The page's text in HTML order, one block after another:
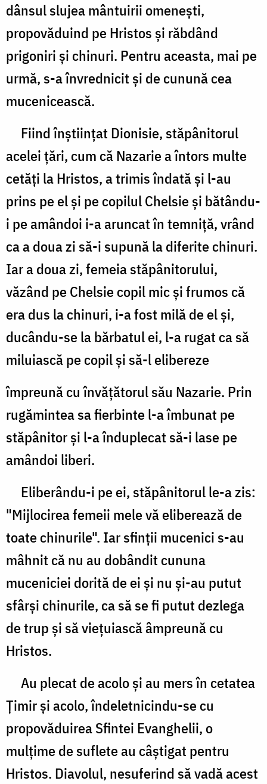
dânsul slujea mântuirii omeneşti,
propovăduind pe Hristos şi răbdând
prigoniri şi chinuri. Pentru aceasta, mai pe
urmă, s-a învrednicit şi de cunună cea
mucenicească.
Fiind înştiinţat Dionisie, stăpânitorul
acelei ţări, cum că Nazarie a întors multe
cetăţi la Hristos, a trimis îndată şi l-au
prins pe el şi pe copilul Chelsie şi bătându-
i pe amândoi i-a aruncat în temniţă, vrând
ca a doua zi să-i supună la diferite chinuri.
Iar a doua zi, femeia stăpânitorului,
văzând pe Chelsie copil mic şi frumos că
era dus la chinuri, i-a fost milă de el şi,
ducându-se la bărbatul ei, l-a rugat ca să
miluiască pe copil şi să-l elibereze
împreună cu învăţătorul său Nazarie. Prin
rugămintea sa fierbinte l-a îmbunat pe
stăpânitor şi l-a înduplecat să-i lase pe
amândoi liberi.
Eliberându-i pe ei, stăpânitorul le-a zis:
"Mijlocirea femeii mele vă eliberează de
toate chinurile". Iar sfinţii mucenici s-au
mâhnit că nu au dobândit cununa
muceniciei dorită de ei şi nu şi-au putut
sfârşi chinurile, ca să se fi putut dezlega
de trup şi să vieţuiască âmpreună cu
Hristos.
Au plecat de acolo şi au mers în cetatea
Ţimir şi acolo, îndeletnicindu-se cu
propovăduirea Sfintei Evanghelii, o
mulţime de suflete au câştigat pentru
Hristos. Diavolul, nesuferind să vadă acest